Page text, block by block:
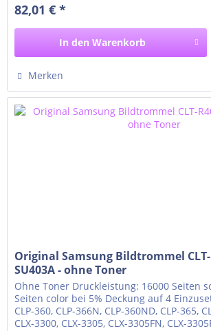
Xpress C1860 fw Premium Line
82,01 € *
In den Warenkorb
Merken
Original Samsung Bildtrommel CLT-
SU403A - ohne Toner
Ohne Toner Druckleistung: 16000 Seiten
Seiten color bei 5% Deckung auf 4
CLP-360, CLP-366N, CLP-360ND, CLP-365,
CLX-3300, CLX-3305, CLX-3305FN, CLX-